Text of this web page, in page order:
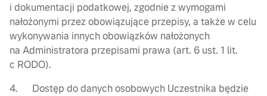
i dokumentacji podatkowej, zgodnie z wymogami
nałożonymi przez obowiązujące przepisy, a także w celu
wykonywania innych obowiązków nałożonych
na Administratora przepisami prawa (art. 6 ust. 1 lit.
c RODO).
4. Dostęp do danych osobowych Uczestnika będzie